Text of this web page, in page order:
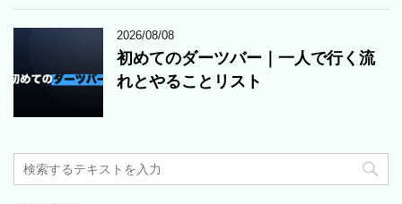
2026/08/08
初めてのダーツバー｜一人で行く流
れとやることリスト